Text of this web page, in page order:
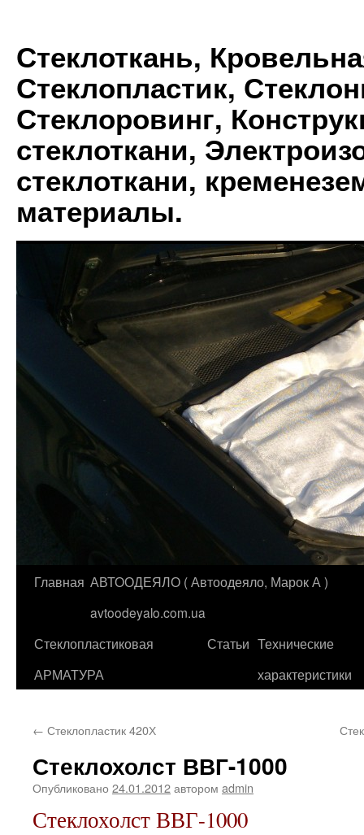
Стеклоткань,
Стеклопластик,
Стеклоровинг,
стеклоткани,
стеклоткани,
материалы.
Перейти
содержимому
Главная АВТООДЕЯЛО ( Автоодеяло, Марок А )
avtoodeyalo.com.ua
Стеклопластиковая
АРМАТУРА
Статьи Технические
характеристики
← Стеклопластик 420Х
Стеклохолст ВВГ-1000
Опубликовано 24.01.2012автором admin
Стеклохолст ВВГ-1000